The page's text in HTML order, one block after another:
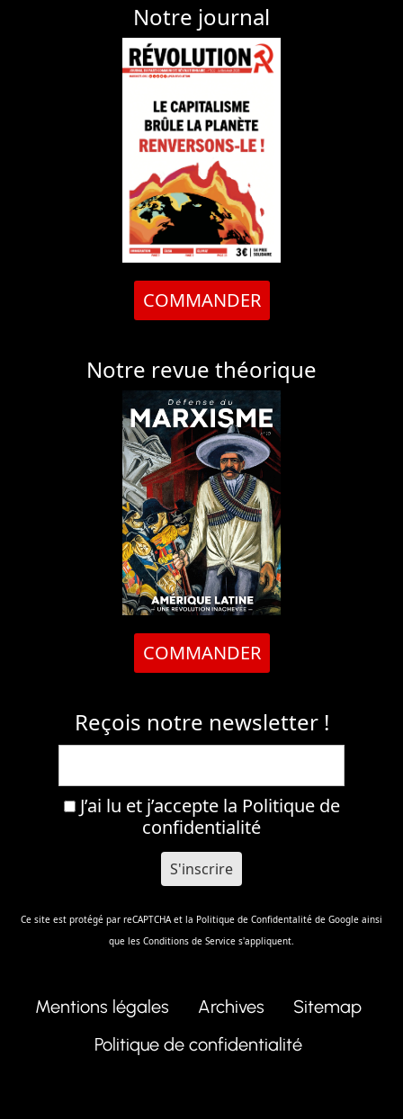
Notre journal
COMMANDER
Notre revue théorique
COMMANDER
Reçois notre newsletter !
J’ai lu et j’accepte la Politique de
confidentialité
Ce site est protégé par reCAPTCHA et la Politique de Confidentalité de Google ainsi
que les Conditions de Service s'appliquent.
Mentions légales Archives
Sitemap
Politique de confidentialité